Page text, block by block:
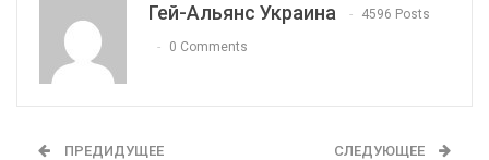
Гей-Альянс Украина 4596 Posts
0 Comments
ПРЕДИДУЩЕЕ СЛЕДУЮЩЕЕ